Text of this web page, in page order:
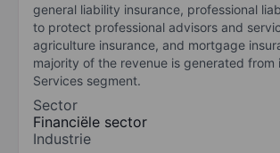
general liability insurance, professional
to protect professional advisors and
agriculture insurance, and mortgage
majority of the revenue is generated from
Services segment.
Sector
Financiële sector
Industrie